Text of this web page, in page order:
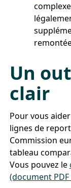
Un
clair
Pour vous
lignes de
Commission
tableau
Vous pouvez le
(document